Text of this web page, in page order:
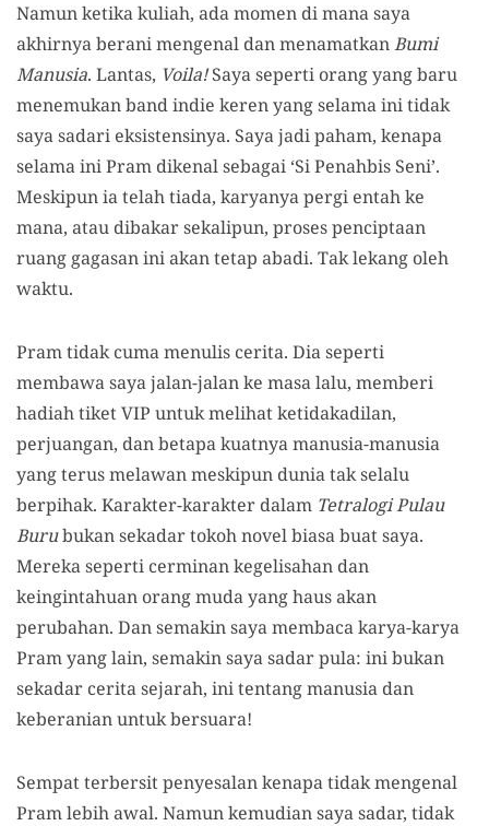
Namun ketika kuliah, ada momen di mana saya
akhirnya berani mengenal dan menamatkanBumi
Manusia. Lantas, Voila!Saya seperti orang yang baru
menemukan band indie keren yang selama ini tidak
saya sadari eksistensinya. Saya jadi paham, kenapa
selama ini Pram dikenal sebagai ‘Si Penahbis Seni’.
Meskipun ia telah tiada, karyanya pergi entah ke
mana, atau dibakar sekalipun, proses penciptaan
ruang gagasan ini akan tetap abadi. Tak lekang oleh
waktu.
Pram tidak cuma menulis cerita. Dia seperti
membawa saya jalan-jalan ke masa lalu, memberi
hadiah tiket VIP untuk melihat ketidakadilan,
perjuangan, dan betapa kuatnya manusia-manusia
yang terus melawan meskipun dunia tak selalu
berpihak. Karakter-karakter dalam Tetralogi Pulau
Burubukan sekadar tokoh novel biasa buat saya.
Mereka seperti cerminan kegelisahan dan
keingintahuan orang muda yang haus akan
perubahan. Dan semakin saya membaca karya-karya
Pram yang lain, semakin saya sadar pula: ini bukan
sekadar cerita sejarah, ini tentang manusia dan
keberanian untuk bersuara!
Sempat terbersit penyesalan kenapa tidak mengenal
Pram lebih awal. Namun kemudian saya sadar, tidak